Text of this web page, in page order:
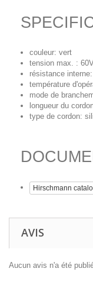
couleur: vert
tension max. :
résistance
température
mode de
longueur du
type de cordon:
Hirschmann
AVIS
Aucun avis n'a été